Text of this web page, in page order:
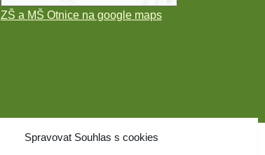
Spravovat Souhlas s cookies
ZŠ a MŠ Otnice na google maps